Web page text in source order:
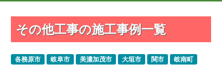
その他工事の施工事例一覧
各務原市 岐阜市 美濃加茂市 大垣市 関市
岐南町